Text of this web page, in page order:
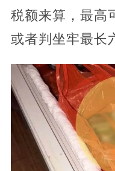
税额来算，最高
或者判坐牢最长